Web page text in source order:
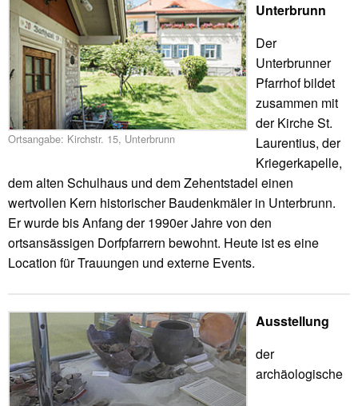
Ortsangabe: Kirchstr. 15, Unterbrunn
Unterbrunn
Der
Unterbrunner
Pfarrhof bildet
zusammen mit
der Kirche St.
Laurentius, der
Kriegerkapelle,
dem alten Schulhaus und dem Zehentstadel einen
wertvollen Kern historischer Baudenkmäler in Unterbrunn.
Er wurde bis Anfang der 1990er Jahre von den
ortsansässigen Dorfpfarrern bewohnt. Heute ist es eine
Location für Trauungen und externe Events.
Ausstellung
der
archäologische